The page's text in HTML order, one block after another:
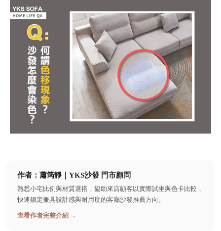
作者： 蕭筠靜 ｜YKS沙發 門市顧問
熟悉小宅比例與材質選搭，協助來店顧客以實際試坐與色卡比較，
快速鎖定兼具設計感與耐用度的客廳沙發推薦方向。
查看作者完整介紹 →